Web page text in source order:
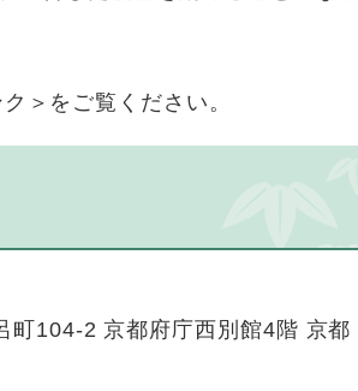
＞ をご覧ください。
町104-2 京都府庁西別館4階 京都